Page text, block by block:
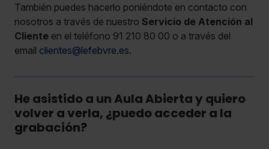
También puedes hacerlo poniéndote en contacto con
nosotros a través de nuestro Servicio de Atención al
Cliente en el teléfono 91 210 80 00 o a través del
email clientes@lefebvre.es.
He asistido a un Aula Abierta y quiero
volver a verla, ¿puedo acceder a la
grabación?